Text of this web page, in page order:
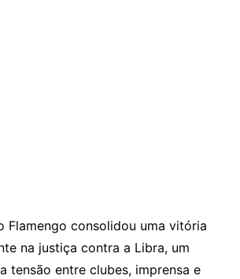
Flamengo consolidou uma vitória
na justiça contra a Libra, um
tensão entre clubes, imprensa e